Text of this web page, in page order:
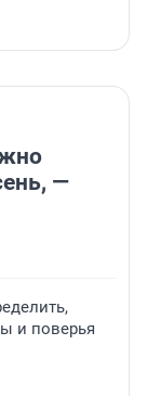
—
и поверья